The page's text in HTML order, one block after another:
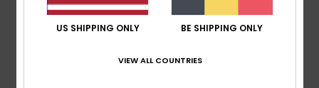
Volume :40 L
US SHIPPING ONLY BE SHIPPING ONLY
VIEW ALL COUNTRIES